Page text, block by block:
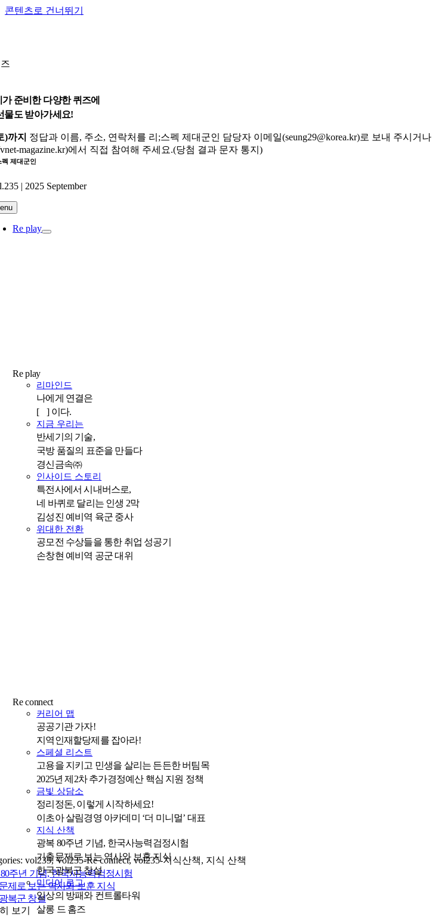
콘텐츠로 건너뛰기
펙 제대군인
| 2025 September
Re play
Re play
리마인드
나에게 연결은
[ ] 이다.
지금 우리는
반세기의 기술,
국방 품질의 표준을 만들다
경신금속㈜
인사이드 스토리
특전사에서 시내버스로,
네 바퀴로 달리는 인생 2막
김성진 예비역 육군 중사
위대한 전환
공모전 수상들을 통한 취업 성공기
손창현 예비역 공군 대위
Re connect
커리어 맵
공공기관 가자!
지역인재할당제를 잡아라!
스페셜 리스트
고용을 지키고 민생을 살리는 든든한 버팀목
2025년 제2차 추가경정예산 핵심 지원 정책
금빛 상담소
정리정돈, 이렇게 시작하세요!
이초아 살림경영 아카데미 ‘더 미니멀’ 대표
지식 산책
광복 80주년 기념, 한국사능력검정시험
기출문제로 보는 역사와 보훈 지식
한국광복군 창설
미디어 로그
일상의 방패와 컨트롤타워
살롱 드 홈즈
준비한 다양한 퀴즈에
물도 받아가세요!
)까지 정답과 이름, 주소, 연락처를 리;스펙 제대군인 담당자 이메일(seung29@korea.kr)로 보내 주시거나
magazine.kr)에서 직접 참여해 주세요.(당첨 결과 문자 통지)
vol235,Vol235-Re connect,vol235-지식산책, 지식 산책
주년 기념, 한국사능력검정시험
제로 보는 역사와 보훈 지식
복군 창설
보기